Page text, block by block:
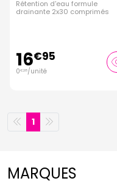
Rétention d'eau formule
drainante 2x30 comprimés
16€95
0€28/unité
1
MARQUES